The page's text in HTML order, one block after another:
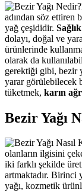
adından söz ettiren
yağ çeşididir.
dolayı, doğal ve
ürünlerinde
olarak da
gerektiği gibi, bezir
yarar görülebilecek
tüketmek, karın
Bezir Yağı
olanların ilgisini
iki farklı şekilde
artmaktadır. Birinci
yağı, kozmetik